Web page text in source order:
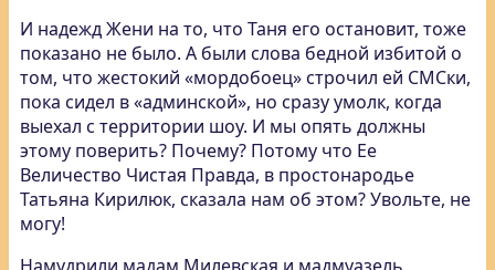
И надежд Жени на то, что Таня его остановит, тоже
показано не было. А были слова бедной избитой о
том, что жестокий «мордобоец» строчил ей СМСки,
пока сидел в «админской», но сразу умолк, когда
выехал с территории шоу. И мы опять должны
этому поверить? Почему? Потому что Ее
Величество Чистая Правда, в простонародье
Татьяна Кирилюк, сказала нам об этом? Увольте, не
могу!